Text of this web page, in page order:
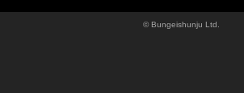
© Bungeishunju Ltd.